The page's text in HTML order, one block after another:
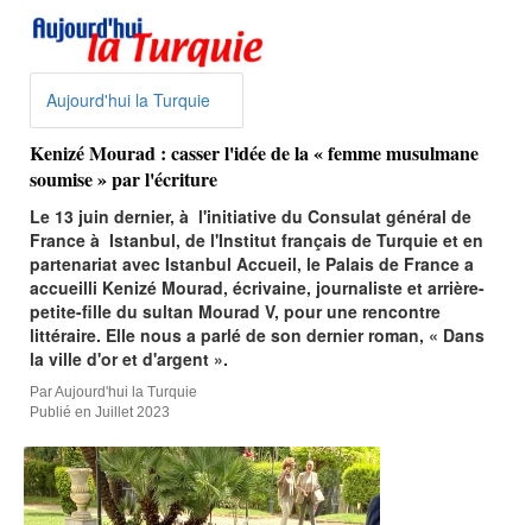
Aujourd'hui la Turquie
Kenizé Mourad : casser l'idée de la « femme musulmane
soumise » par l'écriture
Le 13 juin dernier, à l'initiative du Consulat général de
France à Istanbul, de l'Institut français de Turquie et en
partenariat avec Istanbul Accueil, le Palais de France a
accueilli Kenizé Mourad, écrivaine, journaliste et arrière-
petite-fille du sultan Mourad V, pour une rencontre
littéraire. Elle nous a parlé de son dernier roman, « Dans
la ville d'or et d'argent ».
Par Aujourd'hui la Turquie
Publié en Juillet 2023